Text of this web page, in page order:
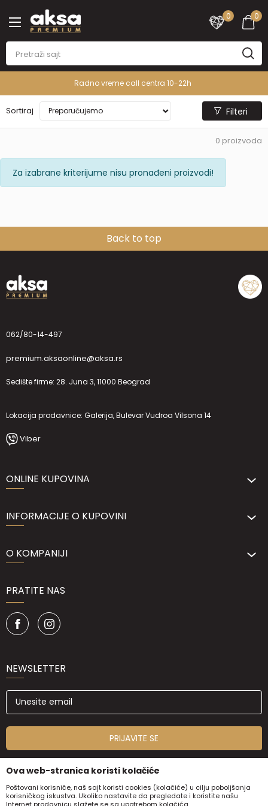
0
0
Radno vreme call centra 10-22h
Sortiraj Filteri
0 proizvoda
Za izabrane kriterijume nisu pronađeni proizvodi!
Back to top
062/80-14-497
premium.aksaonline@aksa.rs
Sedište firme: 28. Juna 3, 11000 Beograd
Lokacija prodavnice: Galerija, Bulevar Vudroa Vilsona 14
Viber
ONLINE KUPOVINA
INFORMACIJE O KUPOVINI
O KOMPANIJI
PRATITE NAS
NEWSLETTER
PRIJAVITE SE
Ova web-stranica koristi kolačiće
Poštovani korisniče, naš sajt koristi cookies (kolačiće) u cilju poboljšanja
korisničkog iskustva. Ukoliko nastavite da pregledate i koristite našu